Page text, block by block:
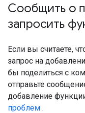
Сообщить о
запросить
Если вы считаете,
запрос на
бы поделиться с
отправьте
добавление
проблем .